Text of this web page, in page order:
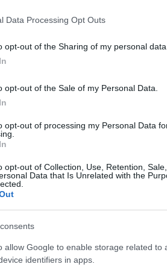
Data Processing Opt Outs
opt-out of the Sharing of my personal data.
opt-out of the Sale of my Personal Data.
opt-out of processing my Personal Data
opt-out of Collection, Use, Retention,
Data that Is Unrelated with the
allow Google to enable storage related to
identifiers in apps.
és a meccs során először átvették
előtt öt ponttal elhúzott a
hátra, amikor Victoria Vivians
válaszolt, majd 87-87-nél jöhetett
hozott, a közönség
92-92-re álltak. Egy vitatott
támadást, de nem jött össze a
a játékosok utolsó
a Djokics-gárda hihetetlen
egy hét múlva a spanyol